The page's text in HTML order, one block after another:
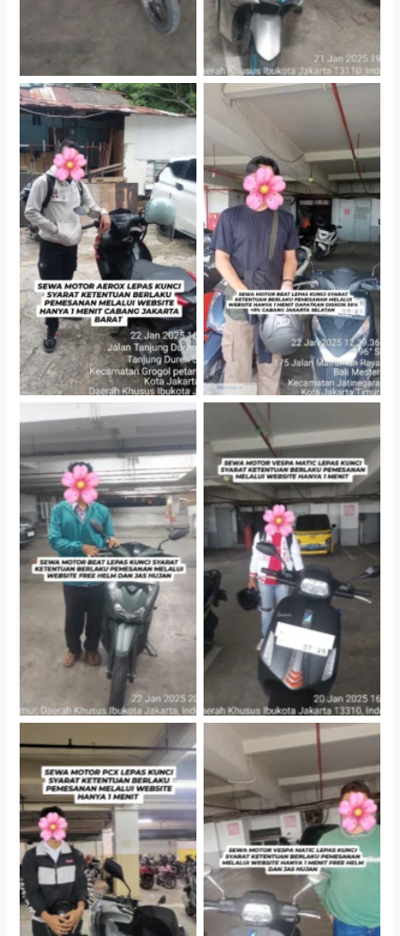
Cabang Jakarta Barat
Cityplaza Jatinegara
Gedung Parkir P6A
Cityplaza Jatinegara
Gedung Parkir P6A
Cityplaza Jatinegara
Gedung Parkir P6A
Hotel Kartika Chandra,
Jakarta Selatan
Cityplaza Jatinegara
Gedung Parkir P6A